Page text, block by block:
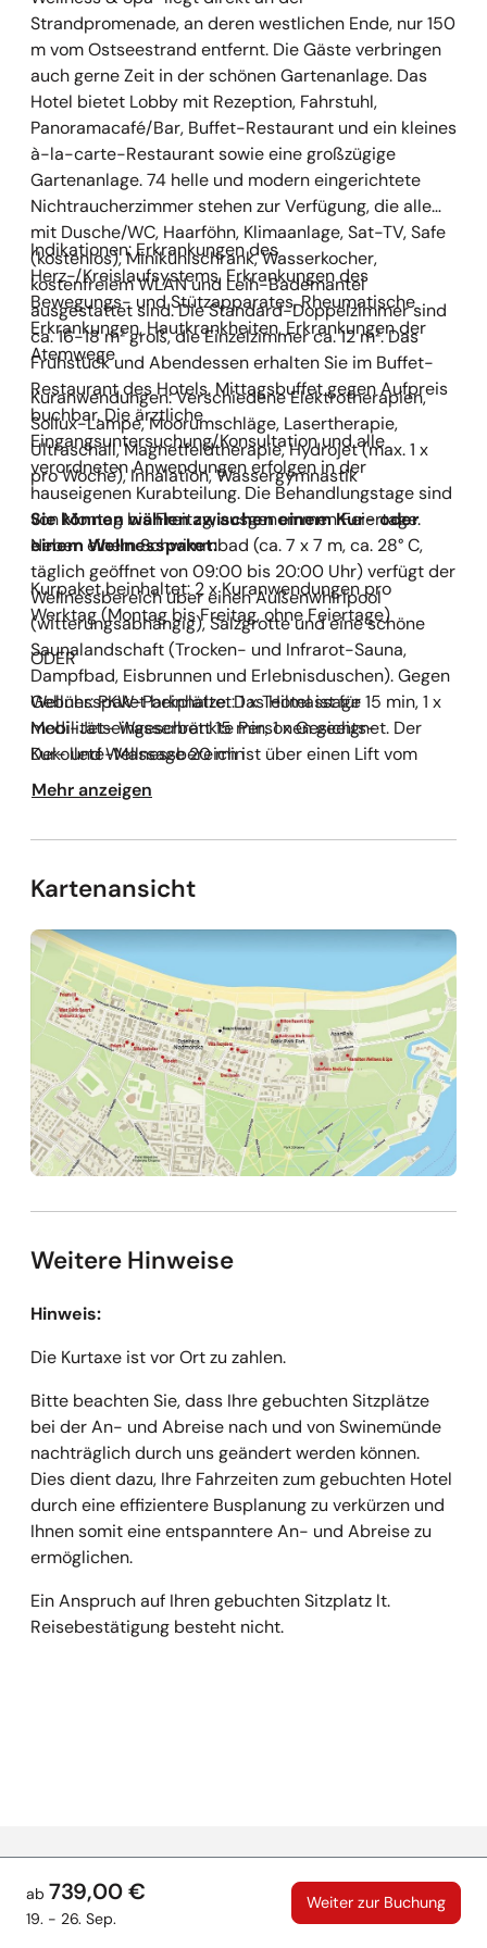
Strandpromenade, an deren westlichen Ende, nur 150
m vom Ostseestrand entfernt. Die Gäste verbringen
auch gerne Zeit in der schönen Gartenanlage. Das
Hotel bietet Lobby mit Rezeption, Fahrstuhl,
Panoramacafé/Bar, Buffet-Restaurant und ein kleines
à-la-carte-Restaurant sowie eine großzügige
Gartenanlage. 74 helle und modern eingerichtete
Nichtraucherzimmer stehen zur Verfügung, die alle
mit Dusche/WC, Haarföhn, Klimaanlage, Sat-TV, Safe
(kostenlos), Minikühlschrank, Wasserkocher,
kostenfreiem WLAN und Leih-Bademantel
ausgestattet sind. Die Standard-Doppelzimmer sind
ca. 16-18 m² groß, die Einzelzimmer ca. 12 m². Das
Frühstück und Abendessen erhalten Sie im Buffet-
Restaurant des Hotels. Mittagsbuffet gegen Aufpreis
buchbar. Die ärztliche
Eingangsuntersuchung/Konsultation und alle
verordneten Anwendungen erfolgen in der
hauseigenen Kurabteilung. Die Behandlungstage sind
von Montag bis Freitag, ausgenommen Feiertage.
Neben einem Schwimmbad (ca. 7 x 7 m, ca. 28° C,
täglich geöffnet von 09:00 bis 20:00 Uhr) verfügt der
Wellnessbereich über einen Außenwhirlpool
(witterungsabhängig), Salzgrotte und eine schöne
Saunalandschaft (Trocken- und Infrarot-Sauna,
Dampfbad, Eisbrunnen und Erlebnisduschen). Gegen
Gebühr: PKW-Parkplätze. Das Hotel ist für
mobilitätseingeschränkte Personen geeignet. Der
Kur- und Wellnessbereich ist über einen Lift vom
ganzen Haus zu erreichen. Zum
Wellnessbereich/Schwimmbad sind wenige Stufen zu
Indikationen: Erkrankungen des
Herz-/Kreislaufsystems, Erkrankungen des
Bewegungs- und Stützapparates, Rheumatische
Erkrankungen, Hautkrankheiten, Erkrankungen der
Atemwege
Kuranwendungen: Verschiedene Elektrotherapien,
Sollux-Lampe, Moorumschläge, Lasertherapie,
Ultraschall, Magnetfeldtherapie, Hydrojet (max. 1 x
pro Woche), Inhalation, Wassergymnastik
Sie können wählen zwischen einem Kur- oder
einem Wellnesspaket:
Kurpaket beinhaltet: 2 x Kuranwendungen pro
Werktag (Montag bis Freitag, ohne Feiertage)
ODER
Wellnesspaket beinhaltet: 1 x Teilmassage 15 min, 1 x
Medi-Jet- Wasserbett 15 min, 1 x Gesichts-
Dekolleté-Massage 20 min
Mehr anzeigen
Kartenansicht
Weitere Hinweise
Hinweis:
Die Kurtaxe ist vor Ort zu zahlen.
Bitte beachten Sie, dass Ihre gebuchten Sitzplätze
bei der An- und Abreise nach und von Swinemünde
nachträglich durch uns geändert werden können.
Dies dient dazu, Ihre Fahrzeiten zum gebuchten Hotel
durch eine effizientere Busplanung zu verkürzen und
Ihnen somit eine entspanntere An- und Abreise zu
ermöglichen.
Ein Anspruch auf Ihren gebuchten Sitzplatz lt.
Reisebestätigung besteht nicht.
ab 739,00 €
19. - 26. Sep.
Weiter zur Buchung
Kontakt